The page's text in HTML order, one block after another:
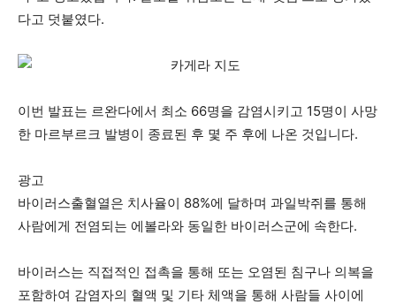
다고 덧붙였다.
이번 발표는 르완다에서 최소 66명을 감염시키고 15명이 사망
한 마르부르크 발병이 종료된 후 몇 주 후에 나온 것입니다.
광고
바이러스출혈열은 치사율이 88%에 달하며 과일박쥐를 통해
사람에게 전염되는 에볼라와 동일한 바이러스군에 속한다.
바이러스는 직접적인 접촉을 통해 또는 오염된 침구나 의복을
포함하여 감염자의 혈액 및 기타 체액을 통해 사람들 사이에